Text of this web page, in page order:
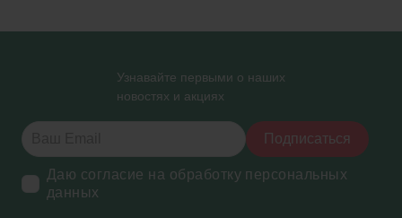
Узнавайте первыми о наших
новостях и акциях
Подписаться
Даю согласие на обработку персональных
данных